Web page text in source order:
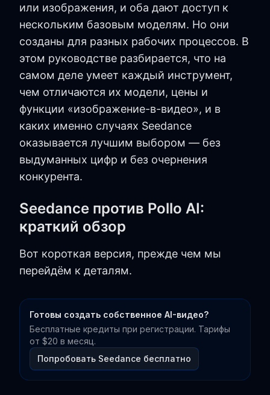
или изображения, и оба дают доступ к
нескольким базовым моделям. Но они
созданы для разных рабочих процессов. В
этом руководстве разбирается, что на
самом деле умеет каждый инструмент,
чем отличаются их модели, цены и
функции «изображение-в-видео», и в
каких именно случаях Seedance
оказывается лучшим выбором — без
выдуманных цифр и без очернения
конкурента.
Seedance против Pollo AI:
краткий обзор
Вот короткая версия, прежде чем мы
перейдём к деталям.
Готовы создать собственное AI-видео?
Бесплатные кредиты при регистрации. Тарифы
от $20 в месяц.
Попробовать Seedance бесплатно